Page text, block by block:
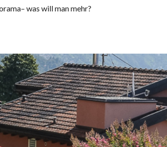
was will man mehr?